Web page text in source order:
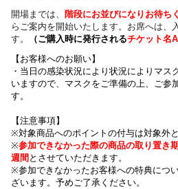
開場までは、
階段にお並びになりお待ち
らご案内を開始いたします。お席へは、
す。
（ご購入時に発行されるチケット名
【お客様へのお願い】
・ 当日の感染状況により 状況によりマス
いますので、 マスクをご準備の上、ご参
す。
【注意事項】
※対象商品へのポイントの付与は対象外と
※参加できなかった際の商品の取り置き
週間 とさせていただきます。
※参加できなかったお客様への特典につ
ざいます。 予めご了承ください。